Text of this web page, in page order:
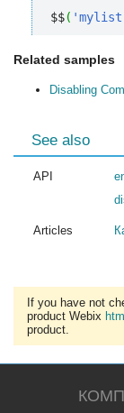
$$(
Related samples
Disabling
See also
API
Articles
If you have not
product Webix
product.